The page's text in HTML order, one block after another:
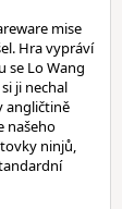
mise
Hra vypráví
se Lo Wang
ji nechal
angličtině
našeho
ninjů,